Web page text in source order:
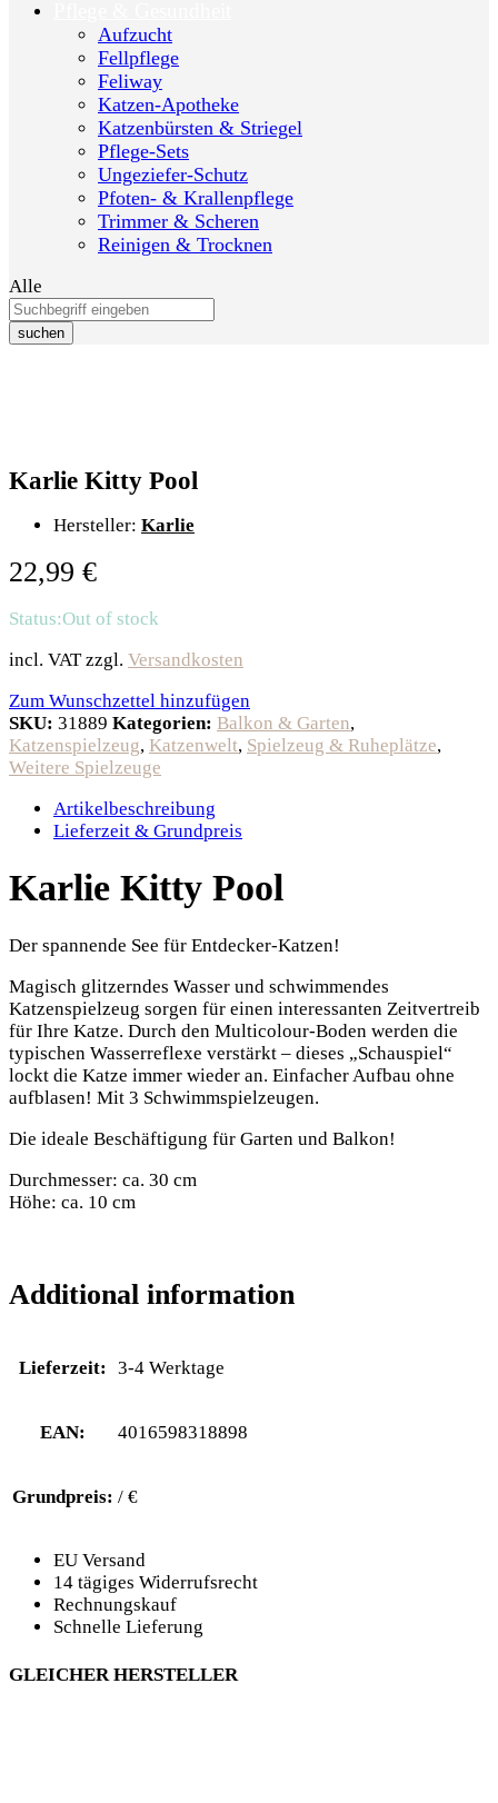
Aufzucht
Fellpflege
Feliway
Katzen-Apotheke
Katzenbürsten & Striegel
Pflege-Sets
Ungeziefer-Schutz
Pfoten- & Krallenpflege
Trimmer & Scheren
Reinigen & Trocknen
Alle
suchen
Karlie Kitty Pool
Hersteller: Karlie
22,99 €
Status:Out of stock
incl. VAT zzgl. Versandkosten
Zum Wunschzettel hinzufügen
SKU: 31889 Kategorien: Balkon & Garten,
Katzenspielzeug, Katzenwelt, Spielzeug & Ruheplätze,
Weitere Spielzeuge
Artikelbeschreibung
Lieferzeit & Grundpreis
Karlie Kitty Pool
Der spannende See für Entdecker-Katzen!
Magisch glitzerndes Wasser und schwimmendes
Katzenspielzeug sorgen für einen interessanten Zeitvertreib
für Ihre Katze. Durch den Multicolour-Boden werden die
typischen Wasserreflexe verstärkt – dieses „Schauspiel“
lockt die Katze immer wieder an. Einfacher Aufbau ohne
aufblasen! Mit 3 Schwimmspielzeugen.
Die ideale Beschäftigung für Garten und Balkon!
Durchmesser: ca. 30 cm
Höhe: ca. 10 cm
Additional information
Lieferzeit: 3-4 Werktage
EAN: 4016598318898
Grundpreis: / €
EU Versand
14 tägiges Widerrufsrecht
Rechnungskauf
Schnelle Lieferung
GLEICHER HERSTELLER